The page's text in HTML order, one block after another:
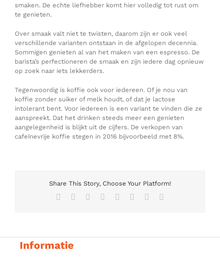
smaken. De echte liefhebber komt hier volledig tot rust om
te genieten.
Over smaak valt niet te twisten, daarom zijn er ook veel
verschillende varianten ontstaan in de afgelopen decennia.
Sommigen genieten al van het maken van een espresso. De
barista’s perfectioneren de smaak en zijn iedere dag opnieuw
op zoek naar iets lekkerders.
Tegenwoordig is koffie ook voor iedereen. Of je nou van
koffie zonder suiker of melk houdt, of dat je lactose
intolerant bent. Voor iedereen is een variant te vinden die ze
aanspreekt. Dat het drinken steeds meer een genieten
aangelegenheid is blijkt uit de cijfers. De verkopen van
cafeïnevrije koffie stegen in 2016 bijvoorbeeld met 8%.
Share This Story, Choose Your Platform!
Facebook
TwitterRedditLinkedInTumblrPinterest
Informatie